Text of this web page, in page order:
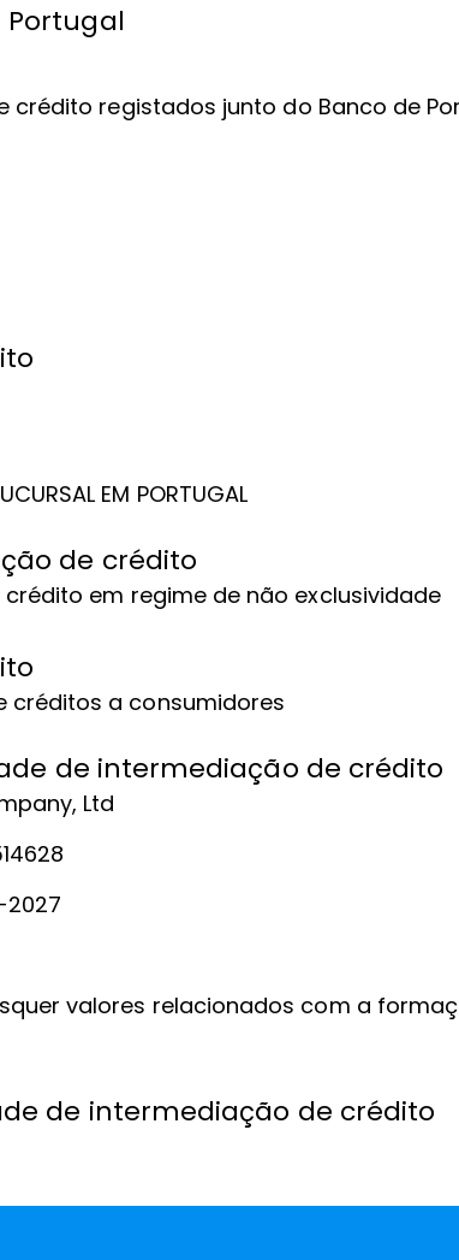
Portugal
registados junto do Banco de
EM PORTUGAL
de crédito
em regime de não exclusividade
a consumidores
de intermediação de crédito
Ltd
2027
valores relacionados com a
de intermediação de crédito